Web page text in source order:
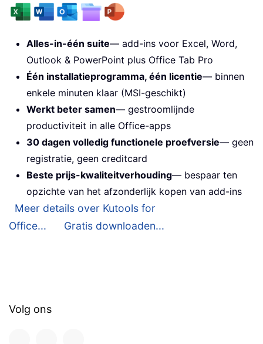
Alles-in-één suite— add-ins voor Excel, Word,
Outlook & PowerPoint plus Office Tab Pro
Één installatieprogramma, één licentie— binnen
enkele minuten klaar (MSI-geschikt)
Werkt beter samen— gestroomlijnde
productiviteit in alle Office-apps
30 dagen volledig functionele proefversie— geen
registratie, geen creditcard
Beste prijs-kwaliteitverhouding— bespaar ten
opzichte van het afzonderlijk kopen van add-ins
Meer details over Kutools for
Office...
Gratis downloaden...
Volg ons